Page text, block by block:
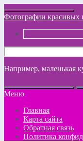
Фотографии красивых
Например, маленькая
Меню
Главная
Карта сайта
Обратная связь
Политика